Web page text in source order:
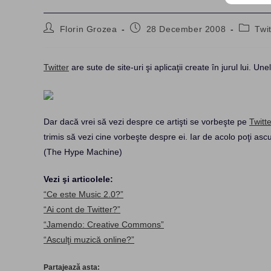
PostFlorin Grozea
Post28 December 2008
Post
Twitter are sute de site-uri şi aplicaţii create în jurul lui.
Dar dacă vrei să vezi despre ce artişti se vorbeşte pe
trimis să vezi cine vorbeşte despre ei. Iar de acolo poţi
(The Hype Machine)
Vezi şi articolele:
“Ce este Music 2.0?”
“Ai cont de Twitter?”
“Jamendo: Creative Commons”
“Asculţi muzică online?”
Partajează asta: